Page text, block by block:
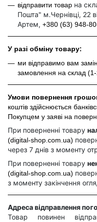
відправити товар на
Пошта" м.Чернівці, 22
Артем, +380 (63) 948-
У разі обміну товару:
ми відправимо вам
замовлення на склад
Умови повернення
коштів здійснюється
Покупцем у заяві на
При поверненні товару
(digital-shop.com.ua)
через 7 днів з моменту
При поверненні товару
(digital-shop.com.ua)
з моменту закінчення
Адреса відправлення
Товар повинен